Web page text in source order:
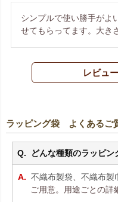
シンプルで使い勝手がよ
せてもらってます。大き
レビュ
ラッピング袋 よくあるご
どんな種類のラッピン
不織布製袋 不織布製
ご用意。用途ごとの詳